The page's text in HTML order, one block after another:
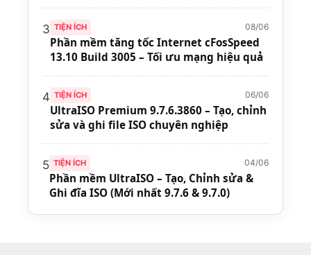
3 TIỆN ÍCH 08/06
Phần mềm tăng tốc Internet cFosSpeed
13.10 Build 3005 – Tối ưu mạng hiệu quả
4 TIỆN ÍCH 06/06
UltraISO Premium 9.7.6.3860 – Tạo, chỉnh
sửa và ghi file ISO chuyên nghiệp
5 TIỆN ÍCH 04/06
Phần mềm UltraISO – Tạo, Chỉnh sửa &
Ghi đĩa ISO (Mới nhất 9.7.6 & 9.7.0)